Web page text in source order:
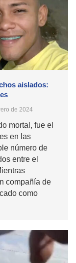
aislados:
de 2024
mortal, fue el
en las
número de
entre el
compañía de
como